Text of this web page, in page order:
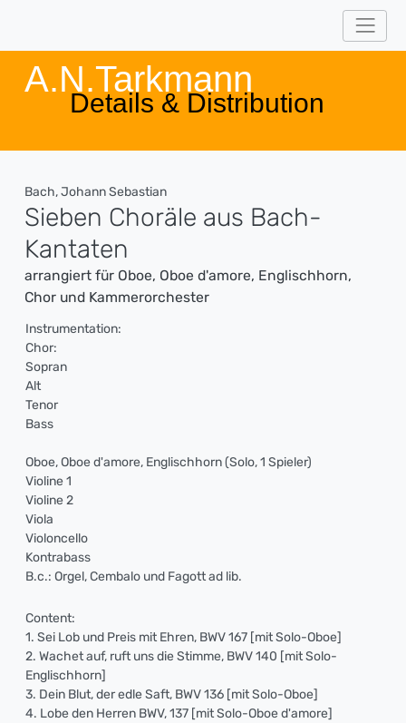
A.N.Tarkmann
Details & Distribution
Bach, Johann Sebastian
Sieben Choräle aus Bach-
Kantaten
arrangiert für Oboe, Oboe d'amore, Englischhorn,
Chor und Kammerorchester
Instrumentation:
Chor:
Sopran
Alt
Tenor
Bass
Oboe, Oboe d'amore, Englischhorn (Solo, 1 Spieler)
Violine 1
Violine 2
Viola
Violoncello
Kontrabass
B.c.: Orgel, Cembalo und Fagott ad lib.
Content:
1. Sei Lob und Preis mit Ehren, BWV 167 [mit Solo-Oboe]
2. Wachet auf, ruft uns die Stimme, BWV 140 [mit Solo-
Englischhorn]
3. Dein Blut, der edle Saft, BWV 136 [mit Solo-Oboe]
4. Lobe den Herren BWV, 137 [mit Solo-Oboe d'amore]